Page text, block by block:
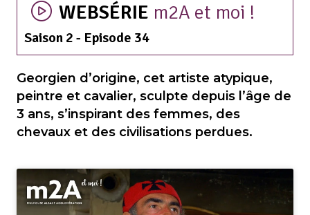
WEBSÉRIE m2A et moi !
Saison 2 - Episode 34
Georgien d’origine, cet artiste atypique,
peintre et cavalier, sculpte depuis l’âge de
3 ans, s’inspirant des femmes, des
chevaux et des civilisations perdues.